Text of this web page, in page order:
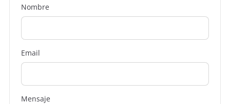
Nombre
Email
Mensaje